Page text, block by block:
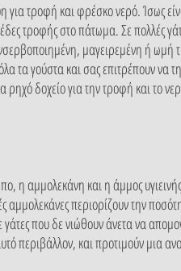
για τροφή και φρέσκο νερό. Ίσως
τροφής στο πάτωμα. Σε πολλές
μαγειρεμένη ή
γούστα και σας επιτρέπουν να
δοχείο για την τροφή και το
η αμμολεκάνη και η άμμος
αμμολεκάνες περιορίζουν την
που δε νιώθουν άνετα να
περιβάλλον, και προτιμούν μια